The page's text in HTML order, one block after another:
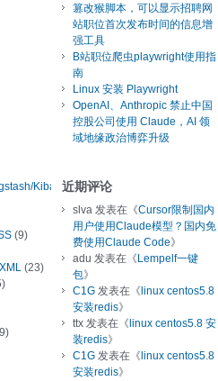
Kibana
(9)
(23)
篡改猴脚本，可以显示招聘网
站职位首次发布时间的信息增
强工具
B站职位爬虫playwright使用指
南
Linux 安装 Playwright
OpenAI、Anthropic 禁止中国
控股公司使用 Claude，AI 领
域地缘政治博弈升级
近期评论
slva 发表在《Cursor限制国内
用户使用Claude模型？国内免
费使用Claude Code》
adu 发表在《 Lempelf一键
包》
C1G 发表在《 linux centos5.8
安装redis》
ttx 发表在《 linux centos5.8 安
装redis》
C1G 发表在《 linux centos5.8
安装redis》